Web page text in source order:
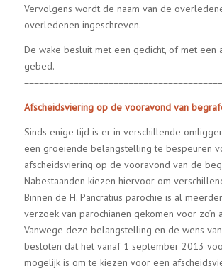
Vervolgens wordt de naam van de
overledenen ingeschreven.
De wake besluit met een gedicht, of met een
gebed.
Afscheidsviering op de vooravond van
Sinds enige tijd is er in verschillende
een groeiende belangstelling te bespeuren
afscheidsviering op de vooravond van de
Nabestaanden kiezen hiervoor om
Binnen de H. Pancratius parochie is al
verzoek van parochianen gekomen voor zo’n
Vanwege deze belangstelling en de wens
besloten dat het vanaf 1 september 2013
mogelijk is om te kiezen voor een